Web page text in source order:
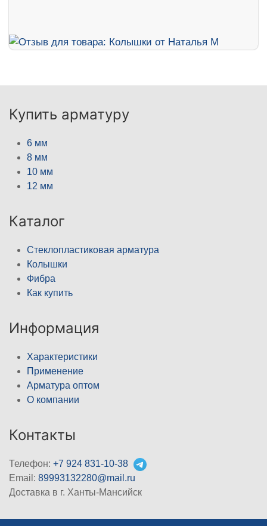
Купить арматуру
6 мм
8 мм
10 мм
12 мм
Каталог
Стеклопластиковая арматура
Колышки
Фибра
Как купить
Информация
Характеристики
Применение
Арматура оптом
О компании
Контакты
Телефон: +7 924 831-10-38
Email: 89993132280@mail.ru
Доставка в г. Ханты-Мансийск